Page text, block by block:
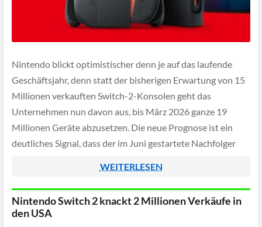
Nintendo blickt optimistischer denn je auf das laufende
Geschäftsjahr, denn statt der bisherigen Erwartung von 15
Millionen verkauften Switch-2-Konsolen geht das
Unternehmen nun davon aus, bis März 2026 ganze 19
Millionen Geräte abzusetzen. Die neue Prognose ist ein
deutliches Signal, dass der im Juni gestartete Nachfolger
WEITERLESEN
Nintendo Switch 2 knackt 2 Millionen Verkäufe in
den USA